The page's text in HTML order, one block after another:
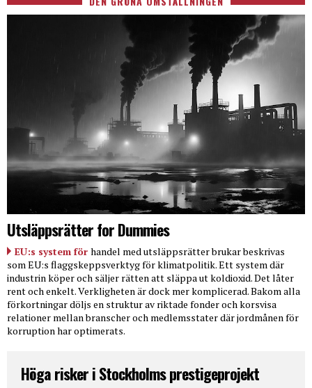
Utsläppsrätter for Dummies
EU:s system för handel med utsläppsrätter brukar beskrivas
som EU:s flaggskeppsverktyg för klimatpolitik. Ett system där
industrin köper och säljer rätten att släppa ut koldioxid. Det låter
rent och enkelt. Verkligheten är dock mer komplicerad. Bakom alla
förkortningar döljs en struktur av riktade fonder och korsvisa
relationer mellan branscher och medlemsstater där jordmånen för
korruption har optimerats.
Höga risker i Stockholms prestigeprojekt